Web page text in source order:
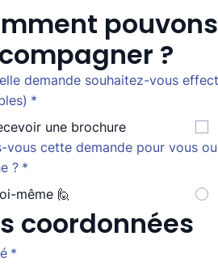
?
demande souhaitez-vous
*
une brochure
vous cette demande pour vous
? *
même 🙋
coordonnées
*